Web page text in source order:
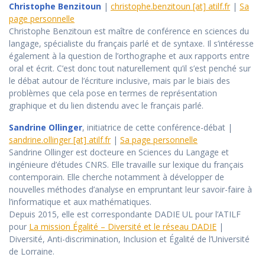
Christophe Benzitoun | christophe.benzitoun [at] atilf.fr| Sa
page personnelle
Christophe Benzitoun est maître de conférence en sciences du
langage, spécialiste du français parlé et de syntaxe. Il s’intéresse
également à la question de l’orthographe et aux rapports entre
oral et écrit. C’est donc tout naturellement qu’il s’est penché sur
le débat autour de l’écriture inclusive, mais par le biais des
problèmes que cela pose en termes de représentation
graphique et du lien distendu avec le français parlé.
Sandrine Ollinger, initiatrice de cette conférence-débat |
sandrine.ollinger [at] atilf.fr| Sa page personnelle
Sandrine Ollinger est docteure en Sciences du Langage et
ingénieure d’études CNRS. Elle travaille sur lexique du français
contemporain. Elle cherche notamment à développer de
nouvelles méthodes d’analyse en empruntant leur savoir-faire à
l’informatique et aux mathématiques.
Depuis 2015, elle est correspondante DADIE UL pour l’ATILF
pour La mission Égalité – Diversité et le réseau DADIE |
Diversité, Anti-discrimination, Inclusion et Égalité de l’Université
de Lorraine.